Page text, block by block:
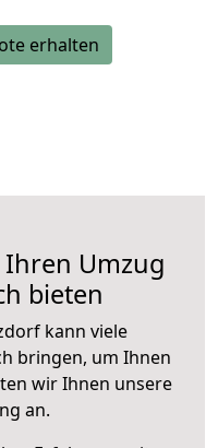
erhalten
Umzug
bieten
kann viele
bringen, um Ihnen
wir Ihnen unsere
an.